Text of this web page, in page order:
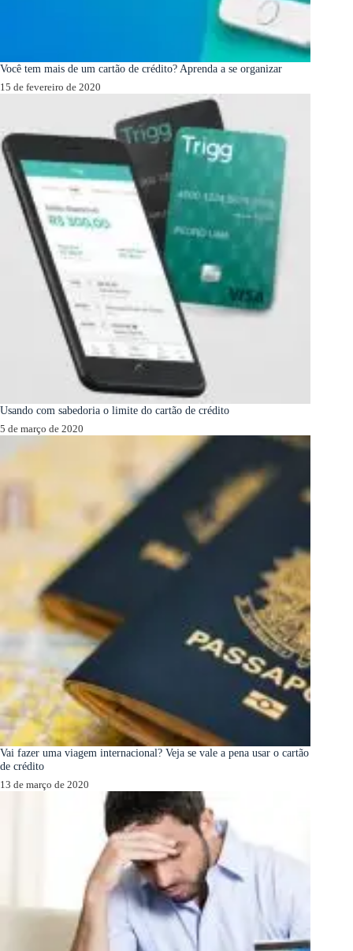
Você tem mais de um cartão de crédito? Aprenda a se organizar
15 de fevereiro de 2020
Usando com sabedoria o limite do cartão de crédito
5 de março de 2020
Vai fazer uma viagem internacional? Veja se vale a pena usar o cartão
de crédito
13 de março de 2020